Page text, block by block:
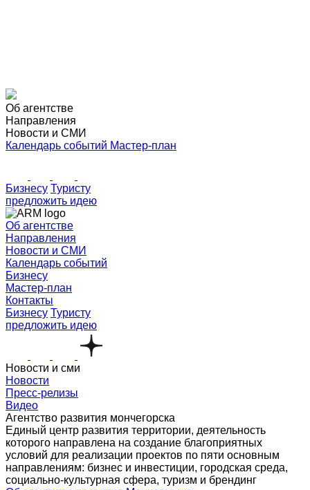
Об агентстве
Направления
Новости и СМИ
Календарь событий Мастер-план
Бизнесу Туристу
предложить идею
Об агентстве
Направления
Новости и СМИ
Календарь событий
Бизнесу
Мастер-план
Контакты
Бизнесу Туристу
предложить идею
Новости и сми
Новости
Пресс-релизы
Видео
Агентство развития мончегорска
Единый центр развития территории, деятельность
которого направлена на создание благоприятных
условий для реализации проектов по пяти основным
направлениям: бизнес и инвестиции, городская среда,
социально-культурная сфера, туризм и брендинг